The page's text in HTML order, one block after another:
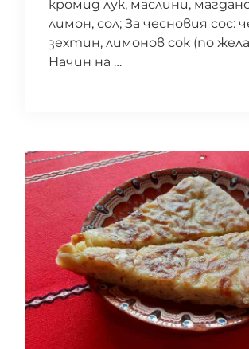
кромид лук, маслини,
лимон, сол; За чесновия сос:
зехтин, лимонов сок (по
Начин на …